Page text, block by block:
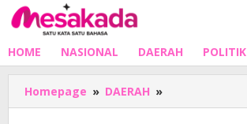
Lewati
ke
HOME NASIONAL DAERAH POLITIK
Homepage » DAERAH »
Kendaraan